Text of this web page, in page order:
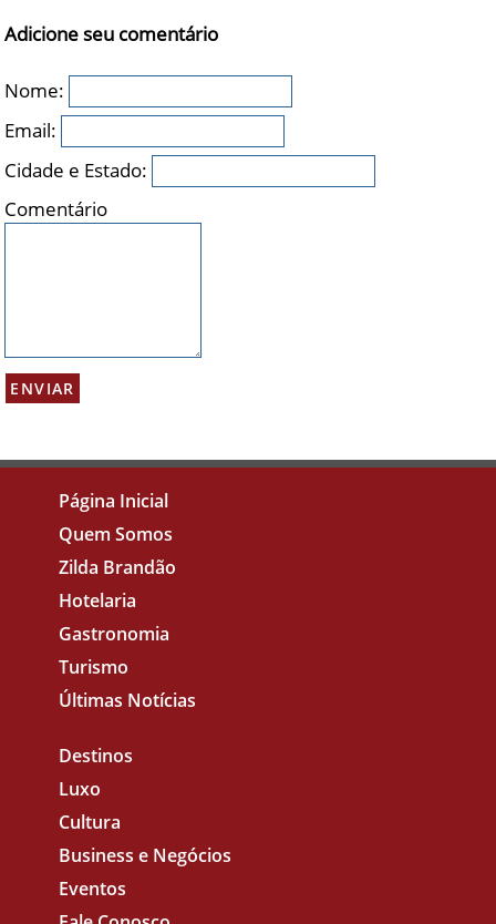
Adicione seu comentário
Nome:
Email:
Cidade e Estado:
Comentário
Página Inicial
Quem Somos
Zilda Brandão
Hotelaria
Gastronomia
Turismo
Últimas Notícias
Destinos
Luxo
Cultura
Business e Negócios
Eventos